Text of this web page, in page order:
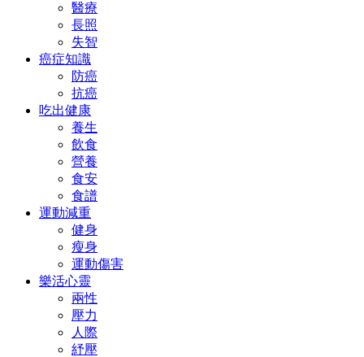
醫療
長照
失智
癌症知識
防癌
抗癌
吃出健康
養生
飲食
營養
食安
食譜
運動減重
健身
瘦身
運動傷害
樂活心靈
兩性
壓力
人際
紓壓